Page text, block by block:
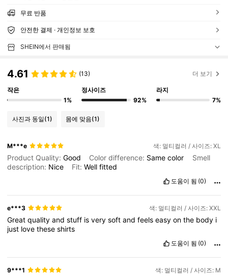
무료 반품
안전한 결제 · 개인정보 보호
SHEIN에서 판매됨
4.61 (13) 더 보기
작은
1%
정사이즈
92%
라지
7%
사진과 동일(1) 몸에 맞음(1)
M***e 색: 멀티컬러 / 사이즈: XL
Product Quality:Good Color difference: Samecolor
Smell
description: Nice Fit:Wellfitted
도움이 됨 (0)
e***3 색: 멀티컬러 / 사이즈: XXL
Greatqualityandstuff isverysoftandfeelseasyonthe body i
just lovetheseshirts
도움이 됨 (0)
9***1 색: 멀티컬러 / 사이즈: M